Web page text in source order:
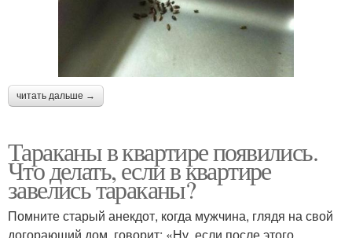
читать дальше →
Тараканы в квартире появились.
Что делать, если в квартире
завелись тараканы?
Помните старый анекдот, когда мужчина, глядя на свой